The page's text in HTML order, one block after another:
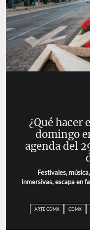
¿Qué hacer
en la CDMX?
Festivales,
inmersivas,